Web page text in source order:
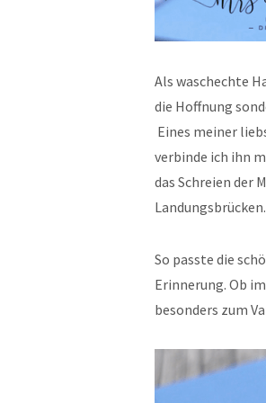
Als waschechte
die Hoffnung
Eines meiner
verbinde ich ihn
das Schreien der
So passte die
Erinnerung. Ob
besonders zum